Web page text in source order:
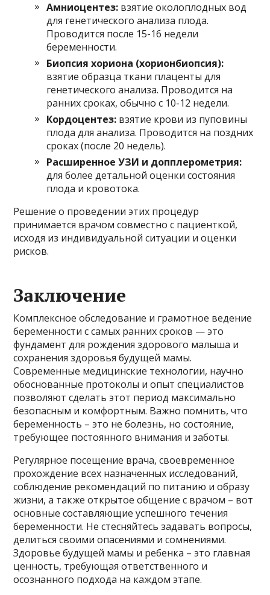
Амниоцентез: взятие околоплодных вод
для генетического анализа плода.
Проводится после 15-16 недели
беременности.
Биопсия хориона (хорионбиопсия):
взятие образца ткани плаценты для
генетического анализа. Проводится на
ранних сроках, обычно с 10-12 недели.
Кордоцентез: взятие крови из пуповины
плода для анализа. Проводится на поздних
сроках (после 20 недель).
Расширенное УЗИ и допплерометрия:
для более детальной оценки состояния
плода и кровотока.
Решение о проведении этих процедур
принимается врачом совместно с пациенткой,
исходя из индивидуальной ситуации и оценки
рисков.
Заключение
Комплексное обследование и грамотное ведение
беременности с самых ранних сроков — это
фундамент для рождения здорового малыша и
сохранения здоровья будущей мамы.
Современные медицинские технологии, научно
обоснованные протоколы и опыт специалистов
позволяют сделать этот период максимально
безопасным и комфортным. Важно помнить, что
беременность – это не болезнь, но состояние,
требующее постоянного внимания и заботы.
Регулярное посещение врача, своевременное
прохождение всех назначенных исследований,
соблюдение рекомендаций по питанию и образу
жизни, а также открытое общение с врачом – вот
основные составляющие успешного течения
беременности. Не стесняйтесь задавать вопросы,
делиться своими опасениями и сомнениями.
Здоровье будущей мамы и ребенка – это главная
ценность, требующая ответственного и
осознанного подхода на каждом этапе.